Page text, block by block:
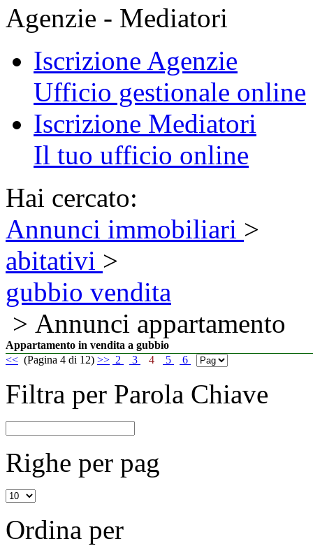
Agenzie - Mediatori
Iscrizione Agenzie
Ufficio gestionale online
Iscrizione Mediatori
Il tuo ufficio online
Hai cercato:
Annunci immobiliari >
abitativi >
gubbio vendita
> Annunci appartamento
Appartamento in vendita a gubbio
<< (Pagina 4 di 12) >> 2 3 4 5 6
Filtra per Parola Chiave
Righe per pag
Ordina per